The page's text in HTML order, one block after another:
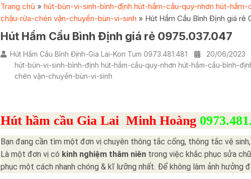
Trang chủ » hút-bùn-vi-sinh-bình-định hút-hầm-cầu-quy-nhơn hút-
chậu-rửa-chén vận-chuyển-bùn-vi-sinh » Hút Hầm Cầu Bình Định giá rẻ
Hút Hầm Cầu Bình Định giá rẻ 0975.037.047
Hút Hầm Cầu Bình Định-Gia Lai-Kon Tum 0973.481.481
20/06/2023
hút-bùn-vi-sinh-bình-định hút-hầm-cầu-quy-nhơn hút-hầm-cầu-bình-
chén vận-chuyển-bùn-vi-sinh
Hút hầm cầu Gia Lai Minh Hoàng
Bạn đang cần tìm một đơn vị chuyên thông tắc cống, thông tắc vệ
Là một đơn vị có kinh nghiệm thâm niên trong việc khắc phục sửa
phục một cách nhanh chóng & kĩ lưỡng nhất. Để không làm ảnh hưởng